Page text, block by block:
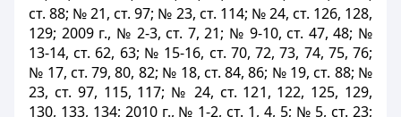
ст. 88; № 21, ст. 97; № 23, ст. 114; № 24, ст. 126, 128,
129; 2009 г., № 2-3, ст. 7, 21; № 9-10, ст. 47, 48; №
13-14, ст. 62, 63; № 15-16, ст. 70, 72, 73, 74, 75, 76;
№ 17, ст. 79, 80, 82; № 18, ст. 84, 86; № 19, ст. 88; №
23, ст. 97, 115, 117; № 24, ст. 121, 122, 125, 129,
130, 133, 134; 2010 г., № 1-2, ст. 1, 4, 5; № 5, ст. 23;